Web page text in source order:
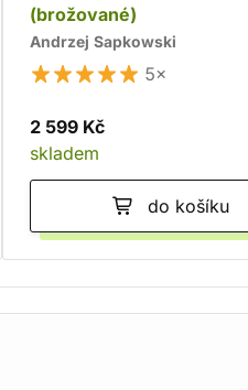
(brožované)
Andrzej Sapkowski
5×
2 599 Kč
skladem
do košíku